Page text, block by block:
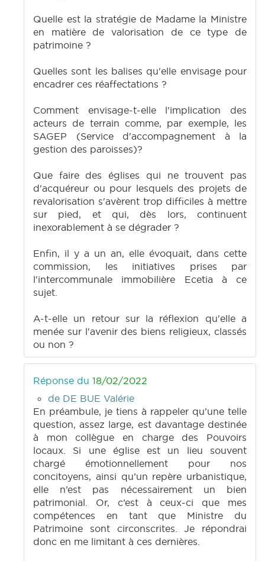
Quelle est la stratégie de Madame la Ministre
en matière de valorisation de ce type de
patrimoine ?
Quelles sont les balises qu'elle envisage pour
encadrer ces réaffectations ?
Comment envisage-t-elle l'implication des
acteurs de terrain comme, par exemple, les
SAGEP (Service d'accompagnement à la
gestion des paroisses)?
Que faire des églises qui ne trouvent pas
d'acquéreur ou pour lesquels des projets de
revalorisation s'avèrent trop difficiles à mettre
sur pied, et qui, dès lors, continuent
inexorablement à se dégrader ?
Enfin, il y a un an, elle évoquait, dans cette
commission, les initiatives prises par
l'intercommunale immobilière Ecetia à ce
sujet.
A-t-elle un retour sur la réflexion qu'elle a
menée sur l'avenir des biens religieux, classés
ou non ?
Réponse du 18/02/2022
de DE BUE Valérie
En préambule, je tiens à rappeler qu’une telle
question, assez large, est davantage destinée
à mon collègue en charge des Pouvoirs
locaux. Si une église est un lieu souvent
chargé émotionnellement pour nos
concitoyens, ainsi qu’un repère urbanistique,
elle n’est pas nécessairement un bien
patrimonial. Or, c’est à ceux-ci que mes
compétences en tant que Ministre du
Patrimoine sont circonscrites. Je répondrai
donc en me limitant à ces dernières.